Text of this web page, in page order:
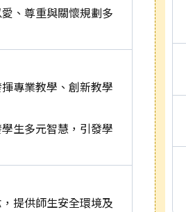
、尊重與關懷規劃多
專業教學、創新教學
生多元智慧，引發學
提供師生安全環境及